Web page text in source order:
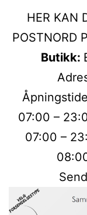
HER KAN
POSTNORD
Butikk:
07:00 –
07:00 –